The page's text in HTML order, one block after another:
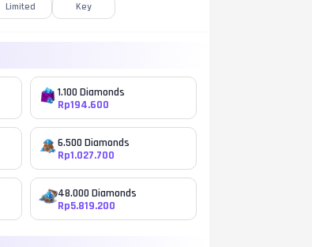
Limited Key
1.100 Diamonds
Rp194.600
6.500 Diamonds
Rp1.027.700
48.000 Diamonds
Rp5.819.200